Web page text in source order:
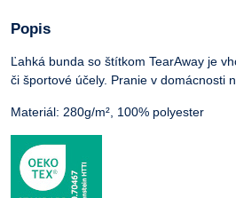
Popis
Ľahká bunda so štítkom TearAway je
či športové účely. Pranie v domácnosti
Materiál: 280g/m², 100% polyester